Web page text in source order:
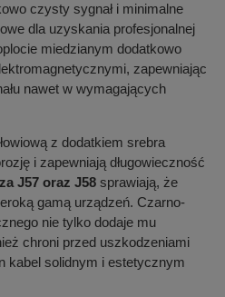
czysty sygnał i minimalne
dla uzyskania profesjonalnej
miedzianym dodatkowo
zapewniając
nawet w wymagających
z dodatkiem srebra
i zapewniają długowieczność
J57 oraz J58 sprawiają, że
gamą urządzeń. Czarno-
nie tylko dodaje mu
chroni przed uszkodzeniami
kabel solidnym i estetycznym